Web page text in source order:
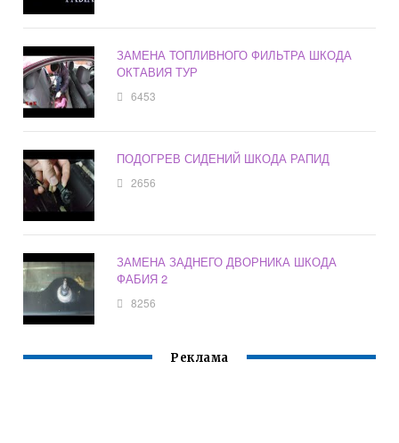
ЗАМЕНА ТОПЛИВНОГО ФИЛЬТРА ШКОДА
ОКТАВИЯ ТУР
6453
ПОДОГРЕВ СИДЕНИЙ ШКОДА РАПИД
2656
ЗАМЕНА ЗАДНЕГО ДВОРНИКА ШКОДА
ФАБИЯ 2
8256
Реклама